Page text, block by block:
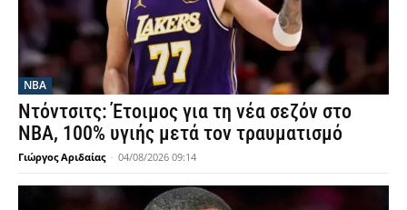
NBA
Ντόντσιτς: Έτοιμος για τη νέα σεζόν στο
ΝΒΑ, 100% υγιής μετά τον τραυματισμό
Γιώργος Αριδαίας - 04/08/2026 09:14